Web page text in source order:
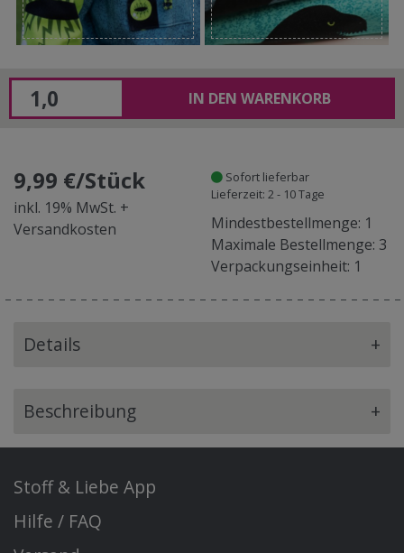
IN DEN WARENKORB
9,99 €/Stück
inkl. 19% MwSt. +
Versandkosten
Sofort lieferbar
Lieferzeit: 2 - 10 Tage
Mindestbestellmenge: 1
Maximale Bestellmenge: 3
Verpackungseinheit: 1
Details +
Beschreibung +
Stoff & Liebe App
Hilfe / FAQ